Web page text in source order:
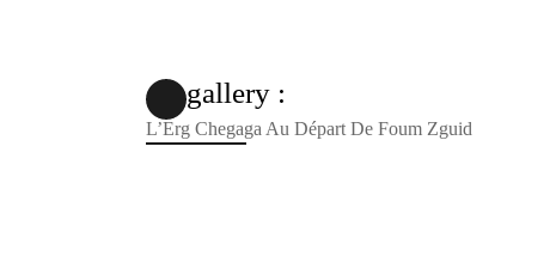
gallery :
L’Erg Chegaga Au Départ De Foum Zguid